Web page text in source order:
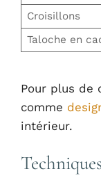
Croisillons
Taloche en
Pour plus de
comme
intérieur.